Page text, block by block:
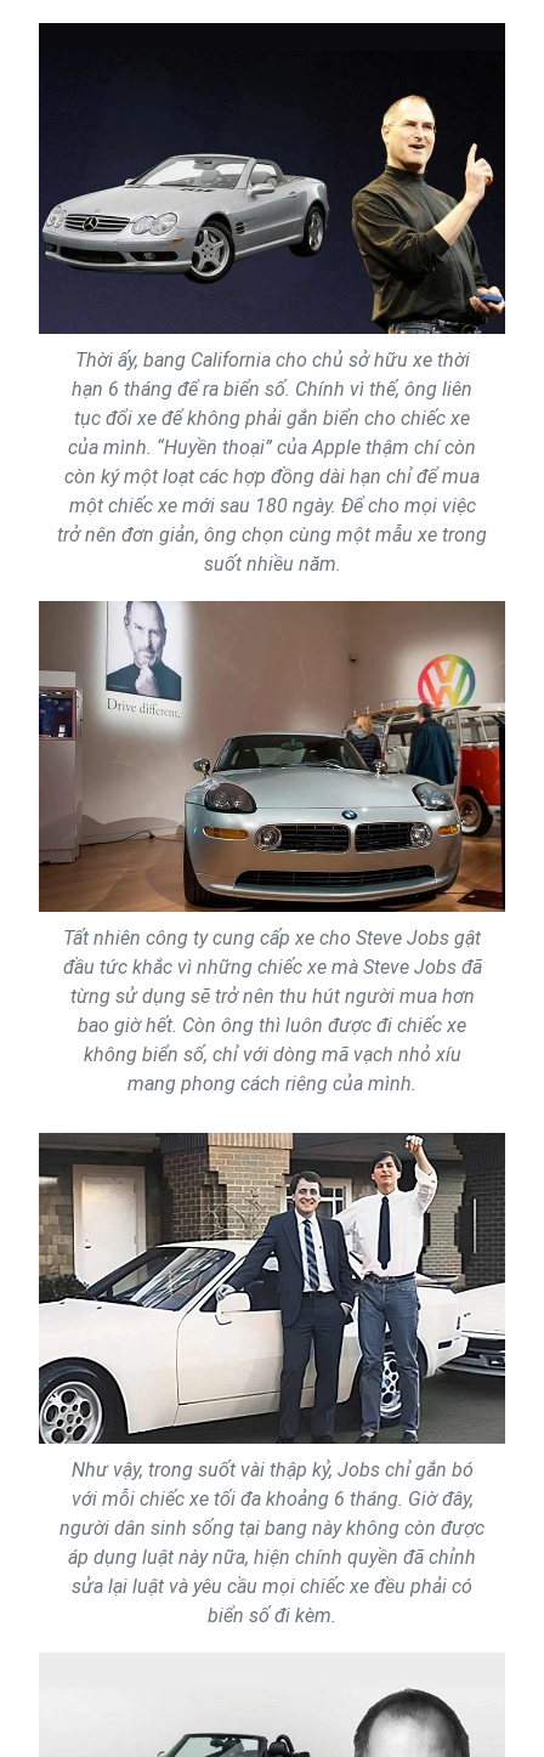
Thời ấy, bang California cho chủ sở hữu xe thời
hạn 6 tháng để ra biển số. Chính vì thế, ông liên
tục đổi xe để không phải gắn biển cho chiếc xe
của mình. “Huyền thoại” của Apple thậm chí còn
còn ký một loạt các hợp đồng dài hạn chỉ để mua
một chiếc xe mới sau 180 ngày. Để cho mọi việc
trở nên đơn giản, ông chọn cùng một mẫu xe trong
suốt nhiều năm.
Tất nhiên công ty cung cấp xe cho Steve Jobs gật
đầu tức khắc vì những chiếc xe mà Steve Jobs đã
từng sử dụng sẽ trở nên thu hút người mua hơn
bao giờ hết. Còn ông thì luôn được đi chiếc xe
không biển số, chỉ với dòng mã vạch nhỏ xíu
mang phong cách riêng của mình.
Như vậy, trong suốt vài thập kỷ, Jobs chỉ gắn bó
với mỗi chiếc xe tối đa khoảng 6 tháng. Giờ đây,
người dân sinh sống tại bang này không còn được
áp dụng luật này nữa, hiện chính quyền đã chỉnh
sửa lại luật và yêu cầu mọi chiếc xe đều phải có
biển số đi kèm.